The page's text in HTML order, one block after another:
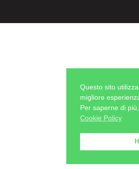
Questo sito
migliore
Per saperne di
Cookie Policy